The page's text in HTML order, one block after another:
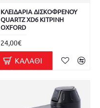
ΚΛΕΙΔΑΡΙΑ ΔΙΣΚΟΦΡΕΝΟΥ
QUARTZ XD6 ΚΙΤΡΙΝΗ
OXFORD
24,00€
ΚΑΛΆΘΙ